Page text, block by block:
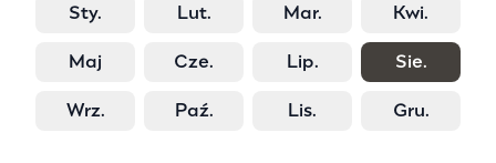
Sty. Lut. Mar. Kwi.
Maj Cze. Lip. Sie.
Wrz. Paź. Lis. Gru.